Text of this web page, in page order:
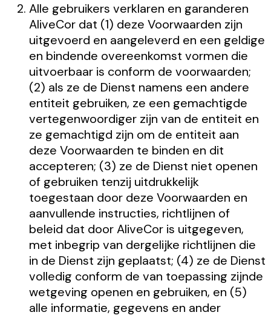
Alle gebruikers verklaren en garanderen
AliveCor dat (1) deze Voorwaarden zijn
uitgevoerd en aangeleverd en een geldige
en bindende overeenkomst vormen die
uitvoerbaar is conform de voorwaarden;
(2) als ze de Dienst namens een andere
entiteit gebruiken, ze een gemachtigde
vertegenwoordiger zijn van de entiteit en
ze gemachtigd zijn om de entiteit aan
deze Voorwaarden te binden en dit
accepteren; (3) ze de Dienst niet openen
of gebruiken tenzij uitdrukkelijk
toegestaan door deze Voorwaarden en
aanvullende instructies, richtlijnen of
beleid dat door AliveCor is uitgegeven,
met inbegrip van dergelijke richtlijnen die
in de Dienst zijn geplaatst; (4) ze de Dienst
volledig conform de van toepassing zijnde
wetgeving openen en gebruiken, en (5)
alle informatie, gegevens en ander